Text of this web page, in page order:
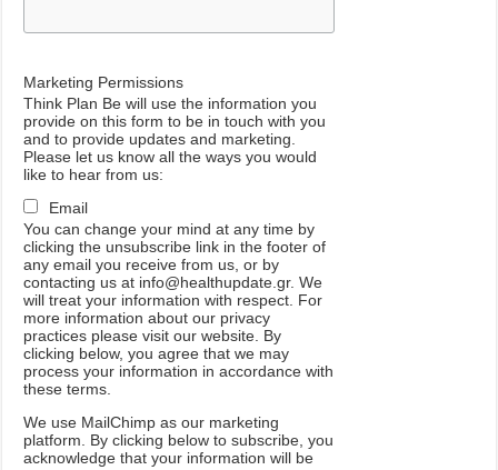
Marketing Permissions
Think Plan Be will use the information you
provide on this form to be in touch with you
and to provide updates and marketing.
Please let us know all the ways you would
like to hear from us:
Email
You can change your mind at any time by
clicking the unsubscribe link in the footer of
any email you receive from us, or by
contacting us at info@healthupdate.gr. We
will treat your information with respect. For
more information about our privacy
practices please visit our website. By
clicking below, you agree that we may
process your information in accordance with
these terms.
We use MailChimp as our marketing
platform
By clicking below to subscribe ,you
acknowledge that your information will be